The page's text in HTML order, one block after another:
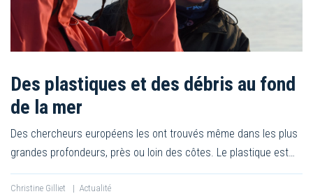
Des plastiques et des débris au fond
de la mer
Des chercheurs européens les ont trouvés même dans les plus
grandes profondeurs, près ou loin des côtes. Le plastique est…
Christine Gilliet | Actualité